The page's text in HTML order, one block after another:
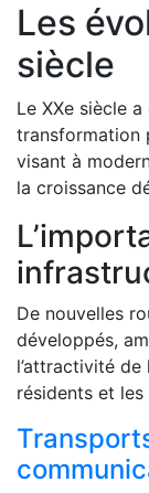
Les
siècle
Le XXe siècle
transformation
visant à
la croissance
De nouvelles
développés,
l’attractivité
résidents et les